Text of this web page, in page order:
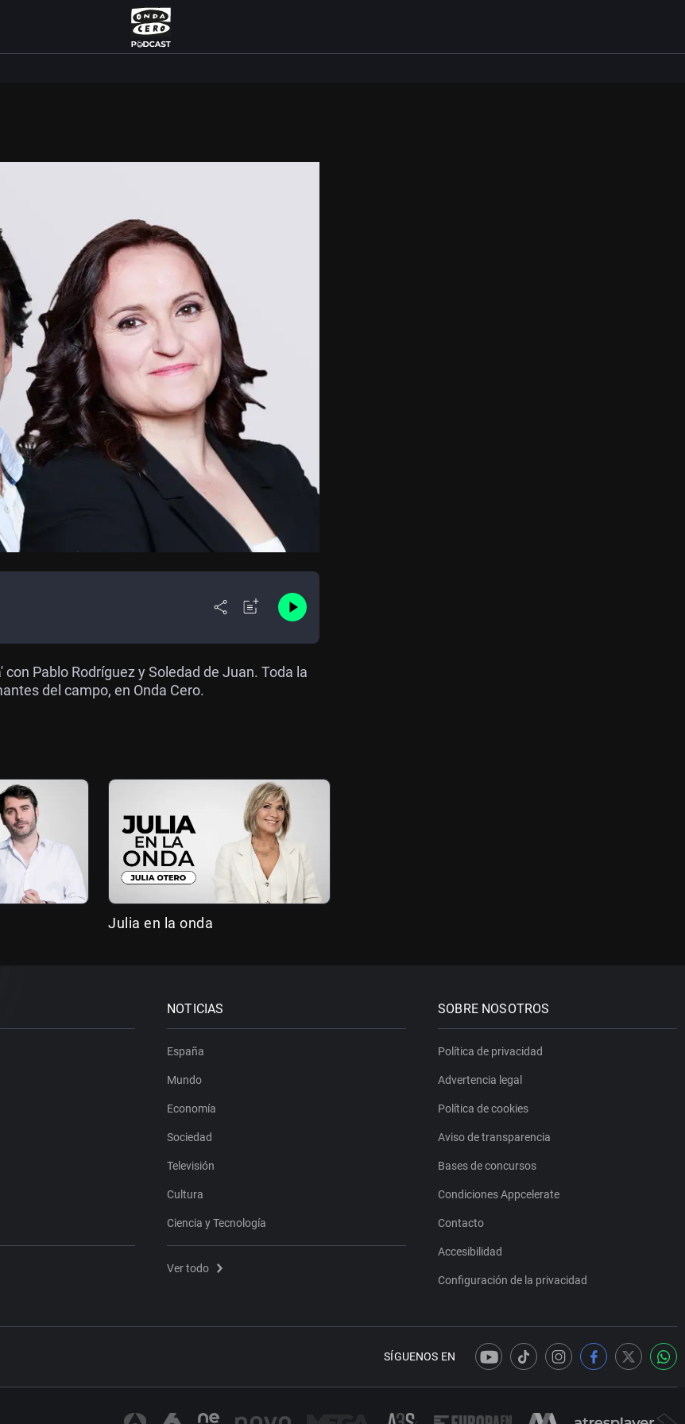
Pablo Rodríguez y Soledad de Juan. Toda la
del campo, en Onda Cero.
Julia en la onda
NOTICIAS
España
Mundo
Economía
Sociedad
Televisión
Cultura
Ciencia y Tecnología
Ver todo
SOBRE NOSOTROS
Política de privacidad
Advertencia legal
Política de cookies
Aviso de transparencia
Bases de concursos
Condiciones Appcelerate
Contacto
Accesibilidad
Configuración de la privacidad
SÍGUENOS EN